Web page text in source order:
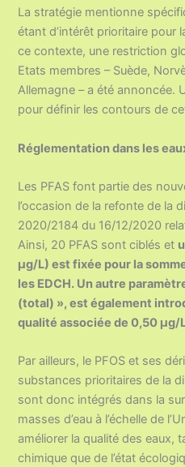
La stratégie mentionne
étant d’intérêt prioritaire pour
ce contexte, une restriction
Etats membres – Suède,
Allemagne – a été annoncée.
pour définir les contours de
Réglementation dans les
Les PFAS font partie des
l’occasion de la refonte de la
2020/2184 du 16/12/2020
Ainsi, 20 PFAS sont ciblés et
µg/L) est fixée pour la
les EDCH. Un autre
(total) », est également
qualité associée de 0,50 µg/
Par ailleurs, le PFOS et ses
substances prioritaires de la
sont donc intégrés dans la
masses d’eau à l’échelle de
améliorer la qualité des eaux,
chimique que de l’état